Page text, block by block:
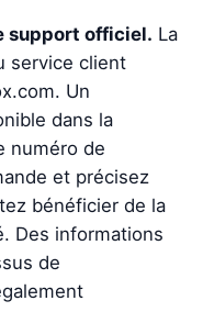
support officiel. La
service client
Un
dans la
numéro de
et précisez
bénéficier de la
Des informations
de